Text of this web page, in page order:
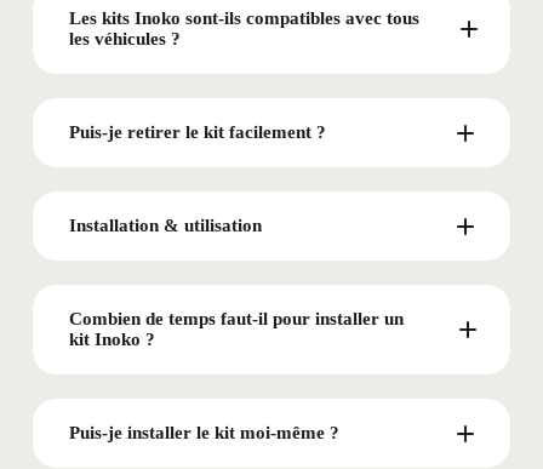
Les kits Inoko sont-ils compatibles avec tous
les véhicules ?
Puis-je retirer le kit facilement ?
Installation & utilisation
Combien de temps faut-il pour installer un
kit Inoko ?
Puis-je installer le kit moi-même ?